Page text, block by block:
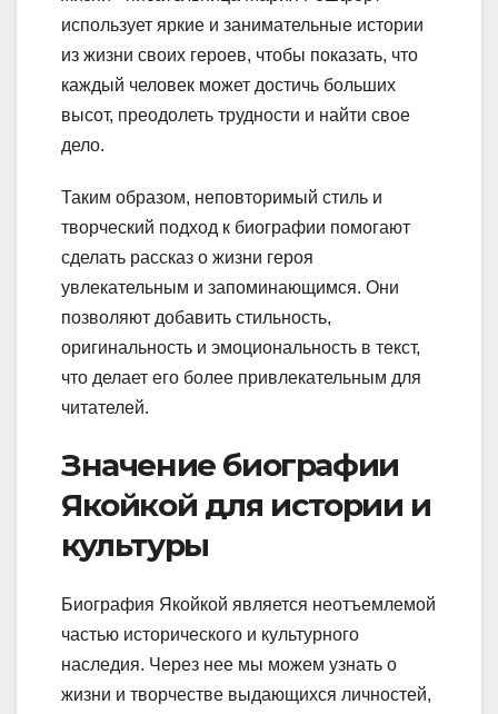
использует яркие и занимательные истории
из жизни своих героев, чтобы показать, что
каждый человек может достичь больших
высот, преодолеть трудности и найти свое
дело.
Таким образом, неповторимый стиль и
творческий подход к биографии помогают
сделать рассказ о жизни героя
увлекательным и запоминающимся. Они
позволяют добавить стильность,
оригинальность и эмоциональность в текст,
что делает его более привлекательным для
читателей.
Значение биографии
Якойкой для истории и
культуры
Биография Якойкой является неотъемлемой
частью исторического и культурного
наследия. Через нее мы можем узнать о
жизни и творчестве выдающихся личностей,